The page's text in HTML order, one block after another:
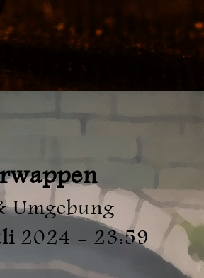
Umgebung
2024 - 23:59